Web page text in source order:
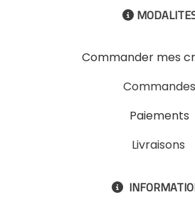

Commander mes
Commandes
Paiements
Livraisons
